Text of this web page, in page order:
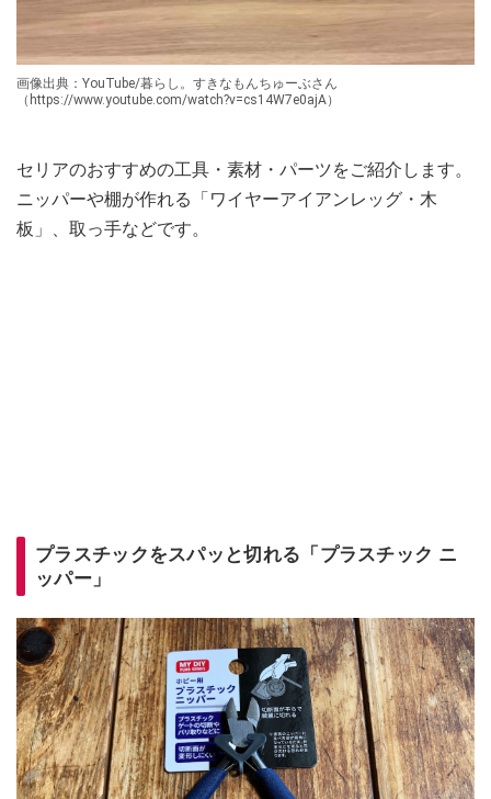
画像出典：YouTube/暮らし。すきなもんちゅーぶさん
（https://www.youtube.com/watch?v=cs14W7e0ajA）
セリアのおすすめの工具・素材・パーツをご紹介します。
ニッパーや棚が作れる「ワイヤーアイアンレッグ・木
板」、取っ手などです。
プラスチックをスパッと切れる「プラスチック ニ
ッパー」